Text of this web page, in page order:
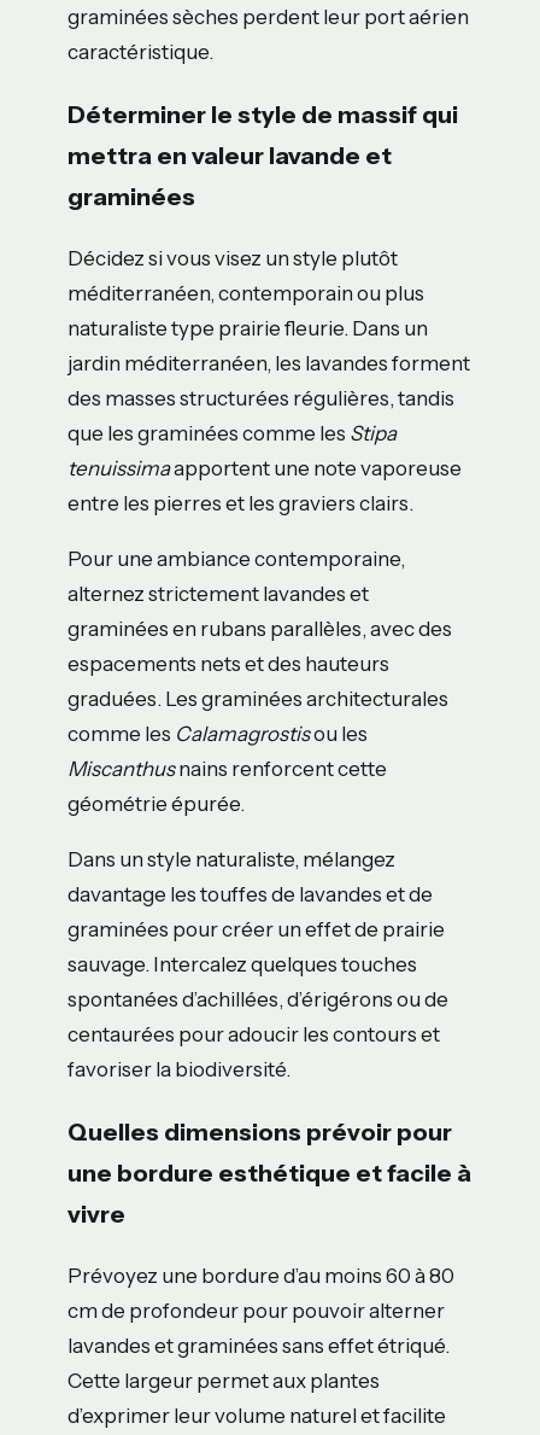
graminées sèches perdent leur port aérien
caractéristique.
Déterminer le style de massif qui
mettra en valeur lavande et
graminées
Décidez si vous visez un style plutôt
méditerranéen, contemporain ou plus
naturaliste type prairie fleurie. Dans un
jardin méditerranéen, les lavandes forment
des masses structurées régulières, tandis
que les graminées comme les Stipa
tenuissimaapportent une note vaporeuse
entre les pierres et les graviers clairs.
Pour une ambiance contemporaine,
alternez strictement lavandes et
graminées en rubans parallèles, avec des
espacements nets et des hauteurs
graduées. Les graminées architecturales
comme les Calamagrostisou les
Miscanthusnains renforcent cette
géométrie épurée.
Dans un style naturaliste, mélangez
davantage les touffes de lavandes et de
graminées pour créer un effet de prairie
sauvage. Intercalez quelques touches
spontanées d’achillées, d’érigérons ou de
centaurées pour adoucir les contours et
favoriser la biodiversité.
Quelles dimensions prévoir pour
une bordure esthétique et facile à
vivre
Prévoyez une bordure d’au moins 60 à 80
cm de profondeur pour pouvoir alterner
lavandes et graminées sans effet étriqué.
Cette largeur permet aux plantes
d’exprimer leur volume naturel et facilite